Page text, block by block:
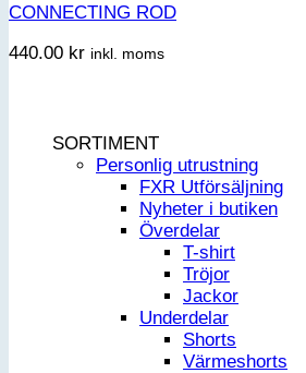
CONNECTING ROD
440.00 kr inkl. moms
SORTIMENT
Personlig utrustning
FXR Utförsäljning
Nyheter i butiken
Överdelar
T-shirt
Tröjor
Jackor
Underdelar
Shorts
Värmeshorts